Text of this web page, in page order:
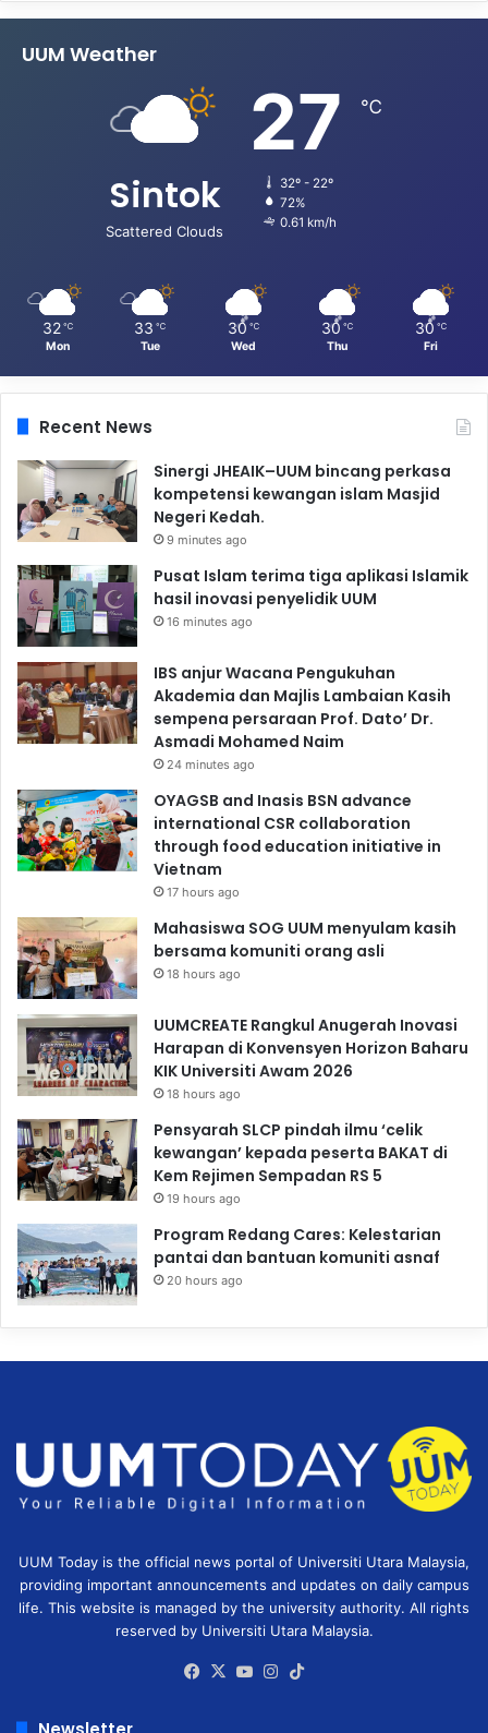
UUM Weather
Sintok
Scattered Clouds
27 ℃
32º - 22º
72%
0.61 km/h
32 ℃
Mon
33 ℃
Tue
30 ℃
Wed
30 ℃
Thu
30 ℃
Fri
Recent News
Sinergi JHEAIK–UUM bincang perkasa
kompetensi kewangan islam Masjid
Negeri Kedah.
9 minutes ago
Pusat Islam terima tiga aplikasi Islamik
hasil inovasi penyelidik UUM
16 minutes ago
IBS anjur Wacana Pengukuhan
Akademia dan Majlis Lambaian Kasih
sempena persaraan Prof. Dato’ Dr.
Asmadi Mohamed Naim
24 minutes ago
OYAGSB and Inasis BSN advance
international CSR collaboration
through food education initiative in
Vietnam
17 hours ago
Mahasiswa SOG UUM menyulam kasih
bersama komuniti orang asli
18 hours ago
UUMCREATE Rangkul Anugerah Inovasi
Harapan di Konvensyen Horizon Baharu
KIK Universiti Awam 2026
18 hours ago
Pensyarah SLCP pindah ilmu ‘celik
kewangan’ kepada peserta BAKAT di
Kem Rejimen Sempadan RS 5
19 hours ago
Program Redang Cares: Kelestarian
pantai dan bantuan komuniti asnaf
20 hours ago
UUM Today is the official news portal of Universiti Utara Malaysia,
providing important announcements and updates on daily campus
life. This website is managed by the university authority. All rights
reserved by Universiti Utara Malaysia.
Facebook
X YouTubeInstagram